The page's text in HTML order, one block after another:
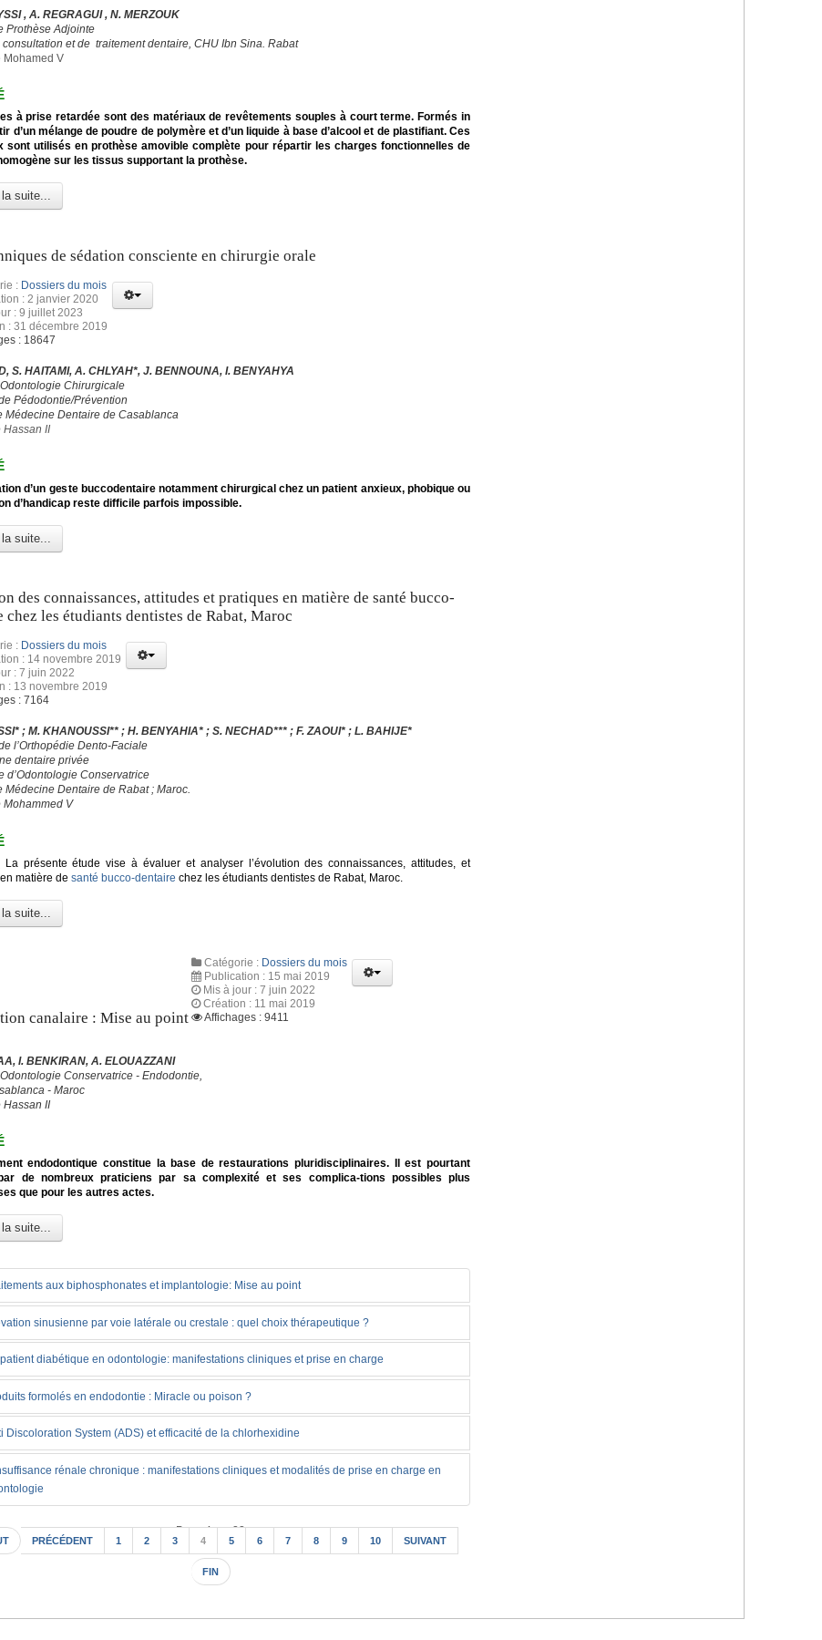
, A. REGRAGUI , N. MERZOUK
Prothèse Adjointe
consultation et de traitement dentaire, CHU Ibn Sina. Rabat
Mohamed V
à prise retardée sont des matériaux de revêtements souples à court terme. Formés in
d’un mélange de poudre de polymère et d’un liquide à base d’alcool et de plastifiant. Ces
sont utilisés en prothèse amovible complète pour répartir les charges fonctionnelles de
sur les tissus supportant la prothèse.
la suite...
de sédation consciente en chirurgie orale
: Dossiers du mois
: 2 janvier 2020
: 9 juillet 2023
: 31 décembre 2019
: 18647
S. HAITAMI, A. CHLYAH*, J. BENNOUNA, I. BENYAHYA
Chirurgicale
Pédodontie/Prévention
Médecine Dentaire de Casablanca
Hassan II
d’un geste buccodentaire notamment chirurgical chez un patient anxieux, phobique ou
d’handicap reste difficile parfois impossible.
suite...
des connaissances, attitudes et pratiques en matière de santé bucco-
chez les étudiants dentistes de Rabat, Maroc
: Dossiers du mois
: 14 novembre 2019
: 7 juin 2022
: 13 novembre 2019
: 7164
; M. KHANOUSSI** ; H. BENYAHIA* ; S. NECHAD*** ; F. ZAOUI* ; L. BAHIJE*
l’Orthopédie Dento-Faciale
dentaire privée
d’Odontologie Conservatrice
Médecine Dentaire de Rabat ; Maroc.
Mohammed V
La présente étude vise à évaluer et analyser l’évolution des connaissances, attitudes, et
matière de santé bucco-dentaire chez les étudiants dentistes de Rabat, Maroc.
suite...
canalaire : Mise au point
Catégorie : Dossiers du mois
Publication : 15 mai 2019
Mis à jour : 7 juin 2022
Création : 11 mai 2019
Affichages : 9411
I. BENKIRAN, A. ELOUAZZANI
Conservatrice - Endodontie,
- Maroc
Hassan II
endodontique constitue la base de restaurations pluridisciplinaires. Il est pourtant
de nombreux praticiens par sa complexité et ses complica-tions possibles plus
que pour les autres actes.
la suite...
aux biphosphonates et implantologie: Mise au point
sinusienne par voie latérale ou crestale : quel choix thérapeutique ?
diabétique en odontologie: manifestations cliniques et prise en charge
formolés en endodontie : Miracle ou poison ?
Discoloration System (ADS) et efficacité de la chlorhexidine
rénale chronique : manifestations cliniques et modalités de prise en charge en
Page 4 sur 22
PRÉCÉDENT 1 2 3 4 5 6 7 8 9 10 SUIVANT
FIN